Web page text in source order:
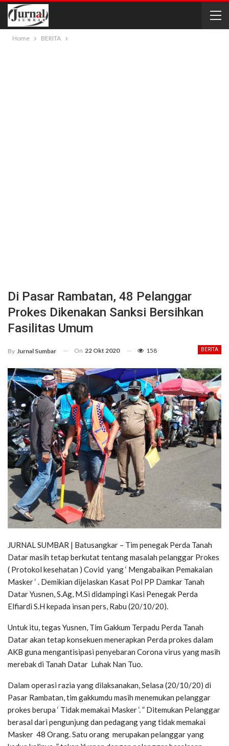
Home BERITA
Di Pasar Rambatan, 48 Pelanggar
Prokes Dikenakan Sanksi Bersihkan
Fasilitas Umum
BERITA
By Jurnal Sumbar On 22 Okt 2020 158
JURNAL SUMBAR | Batusangkar – Tim penegak Perda Tanah
Datar masih tetap berkutat tentang masalah pelanggar Prokes
( Protokol kesehatan ) Covid yang ‘ Mengabaikan Pemakaian
Masker ‘ . Demikian dijelaskan Kasat Pol PP Damkar Tanah
Datar Yusnen, S.Ag, M.Si didampingi Kasi Penegak Perda
Elfiardi S.H kepada insan pers, Rabu (20/10/20).
Untuk itu, tegas Yusnen, Tim Gakkum Terpadu Perda Tanah
Datar akan tetap konsekuen menerapkan Perda prokes dalam
AKB guna mengantisipasi penyebaran Corona virus yang masih
merebak di Tanah Datar Luhak Nan Tuo.
Dalam operasi razia yang dilaksanakan, Selasa (20/10/20) di
Pasar Rambatan, tim gakkumdu masih menemukan pelanggar
prokes berupa ‘ Tidak memakai Masker ‘. ” Ditemukan Pelanggar
berasal dari pengunjung dan pedagang yang tidak memakai
Masker 48 Orang. Satu orang merupakan pelanggar yang